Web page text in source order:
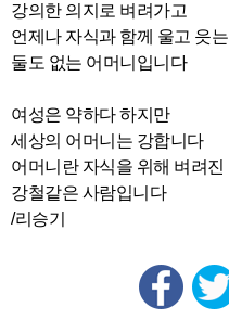
강의한 의지로 벼려가고
언제나 자식과 함께 울고 읏는
둘도 없는 어머니입니다
여성은 약하다 하지만
세상의 어머니는 강합니다
어머니란 자식을 위해 벼려진
강철같은 사람입니다
/리승기